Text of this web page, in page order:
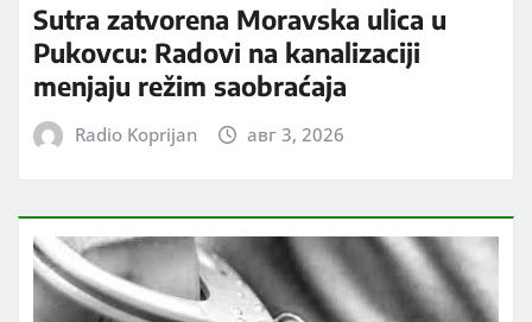
Sutra zatvorena Moravska ulica u
Pukovcu: Radovi na kanalizaciji
menjaju režim saobraćaja
Radio Koprijan авг 3, 2026